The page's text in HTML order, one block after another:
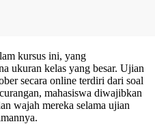
kursus ini, yang
ukuran kelas yang besar. Ujian
secara online terdiri dari soal
mahasiswa diwajibkan
wajah mereka selama ujian